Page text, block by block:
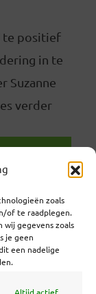
zoals
of te raadplegen.
gegevens zoals
je geen
een nadelige
te positief
in te
Suzanne
verder
29 |